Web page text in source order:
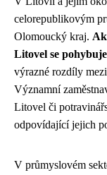
celorepublikovým
Olomoucký kraj.
Litovel se
výrazné rozdíly
Významní
Litovel či
odpovídající jejich
V průmyslovém